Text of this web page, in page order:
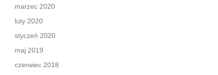
marzec 2020
luty 2020
styczeń 2020
maj 2019
czerwiec 2018